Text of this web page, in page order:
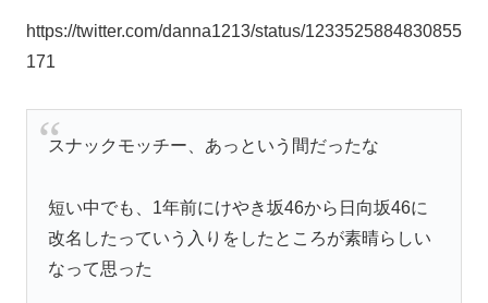
https://twitter.com/danna1213/status/1233525884830855
171
スナックモッチー、あっという間だったな
短い中でも、1年前にけやき坂46から日向坂46に
改名したっていう入りをしたところが素晴らしい
なって思った